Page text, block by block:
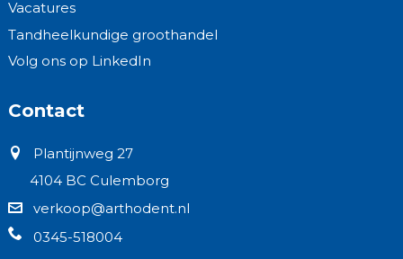
Vacatures
Tandheelkundige groothandel
Volg ons op LinkedIn
Contact
Plantijnweg 27
4104 BC Culemborg
verkoop@arthodent.nl
0345-518004